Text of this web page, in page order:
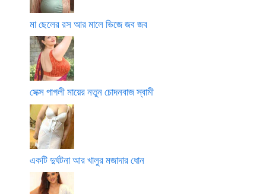
মা ছেলের রস আর মালে ভিজে জব জব
সেক্স পাগলী মায়ের নতুন চোদনবাজ স্বামী
একটি দুর্ঘটনা আর খালুর মজাদার ধোন